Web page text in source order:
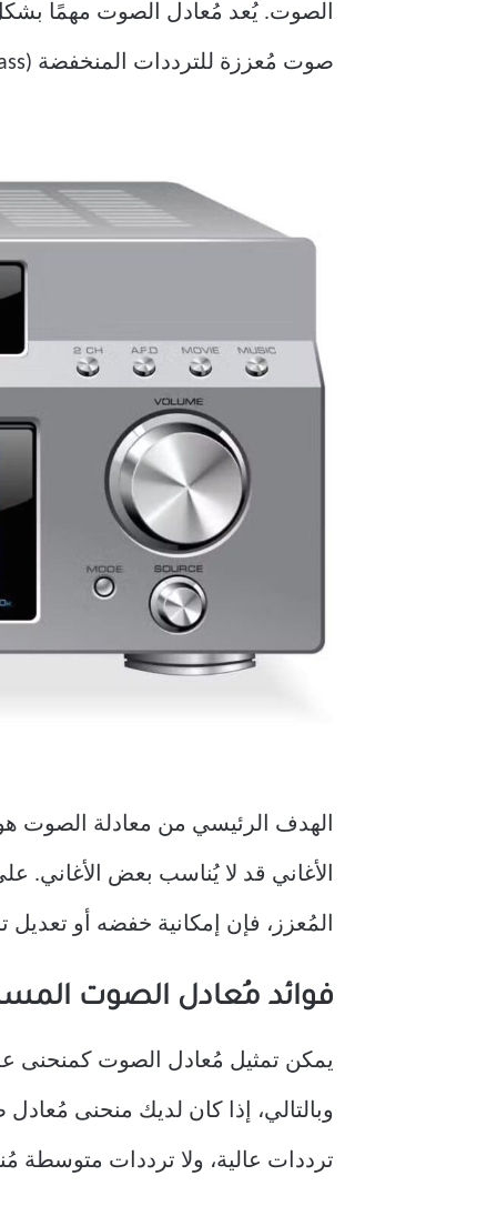
الصوت. يُعد مُعادل الصوت مهمًا
صوت مُعززة للترددات المنخفضة (Bass) مُباشرةً.
الهدف الرئيسي من معادلة الصوت
الأغاني قد لا يُناسب بعض الأغاني.
المُعزز، فإن إمكانية خفضه أو
فوائد مُعادل الصوت
يمكن تمثيل مُعادل الصوت كمنحنى
وبالتالي، إذا كان لديك منحنى
ترددات عالية، ولا ترددات متوسطة